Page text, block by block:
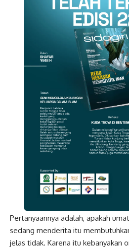
Pertanyaannya adalah, apakah
sedang menderita itu
jelas tidak. Karena itu kebanyakan